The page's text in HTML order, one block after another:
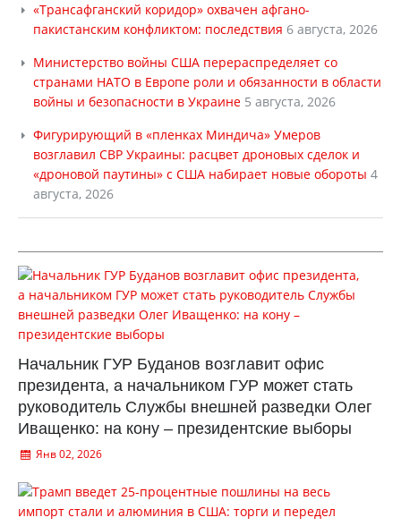
«Трансафганский коридор» охвачен афгано-
пакистанским конфликтом: последствия 6 августа, 2026
Министерство войны США перераспределяет со
странами НАТО в Европе роли и обязанности в области
войны и безопасности в Украине 5 августа, 2026
Фигурирующий в «пленках Миндича» Умеров
возглавил СВР Украины: расцвет дроновых сделок и
«дроновой паутины» с США набирает новые обороты 4
августа, 2026
Начальник ГУР Буданов возглавит офис
президента, а начальником ГУР может стать
руководитель Службы внешней разведки Олег
Иващенко: на кону – президентские выборы
Янв 02, 2026